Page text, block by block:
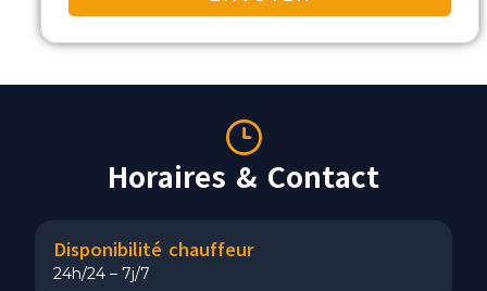
Horaires & Contact
Disponibilité chauffeur
24h/24 – 7j/7